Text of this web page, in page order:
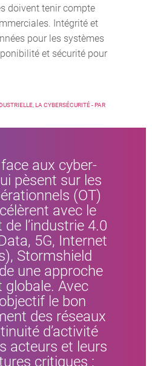
doivent tenir compte
Intégrité et
pour les systèmes
et sécurité pour
LA CYBERSÉCURITÉ - PAR
aux cyber-
pèsent sur les
(OT)
avec le
l’industrie 4.0
5G, Internet
Stormshield
une approche
globale. Avec
le bon
des réseaux
d’activité
acteurs et leurs
critiques :